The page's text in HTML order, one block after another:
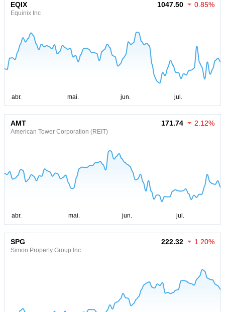
EQIX
Equinix Inc
1047.50 0.85%
AMT
American Tower Corporation (REIT)
171.74 2.12%
SPG
Simon Property Group Inc
222.32 1.20%